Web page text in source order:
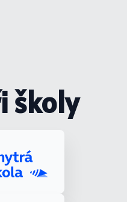
školy